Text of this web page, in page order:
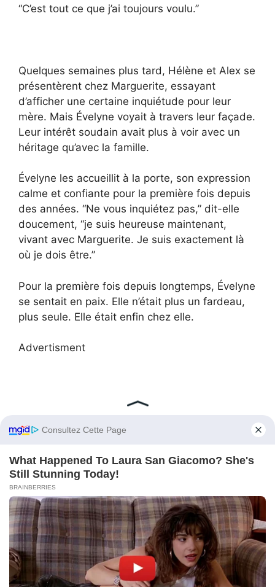
“C’est tout ce que j’ai toujours voulu.”
Quelques semaines plus tard, Hélène et Alex se
présentèrent chez Marguerite, essayant
d’afficher une certaine inquiétude pour leur
mère. Mais Évelyne voyait à travers leur façade.
Leur intérêt soudain avait plus à voir avec un
héritage qu’avec la famille.
Évelyne les accueillit à la porte, son expression
calme et confiante pour la première fois depuis
des années. “Ne vous inquiétez pas,” dit-elle
doucement, “je suis heureuse maintenant,
vivant avec Marguerite. Je suis exactement là
où je dois être.”
Pour la première fois depuis longtemps, Évelyne
se sentait en paix. Elle n’était plus un fardeau,
plus seule. Elle était enfin chez elle.
Advertisment